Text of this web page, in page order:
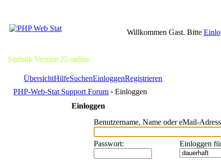
Willkommen Gast. Bitte
Statistik Version 25 online.
ÜbersichtHilfeSuchenEinloggenRegistrieren
PHP-Web-Stat Support Forum › Einloggen
Einloggen
Benutzername, Name oder eMail-
Passwort: Einloggen